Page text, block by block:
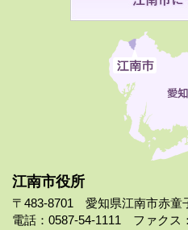
江南市役所
〒483-8701 愛知県江南市赤童
電話：0587-54-1111 ファクス